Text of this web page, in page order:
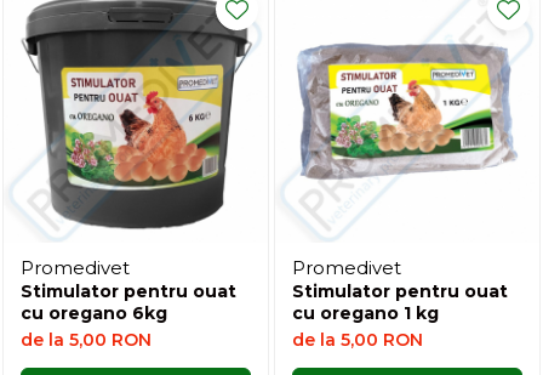
Promedivet
Stimulator pentru ouat
cu oregano 6kg
de la 5,00 RON
Promedivet
Stimulator pentru ouat
cu oregano 1 kg
de la 5,00 RON